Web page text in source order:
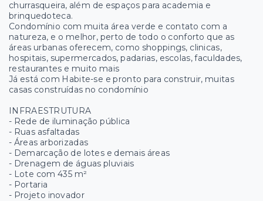
churrasqueira, além de espaços para academia e
brinquedoteca.
Condomínio com muita área verde e contato com a
natureza, e o melhor, perto de todo o conforto que as
áreas urbanas oferecem, como shoppings, clinicas,
hospitais, supermercados, padarias, escolas, faculdades,
restaurantes e muito mais
Já está com Habite-se e pronto para construir, muitas
casas construídas no condomínio
INFRAESTRUTURA
- Rede de iluminação pública
- Ruas asfaltadas
- Áreas arborizadas
- Demarcação de lotes e demais áreas
- Drenagem de águas pluviais
- Lote com 435 m²
- Portaria
- Projeto inovador